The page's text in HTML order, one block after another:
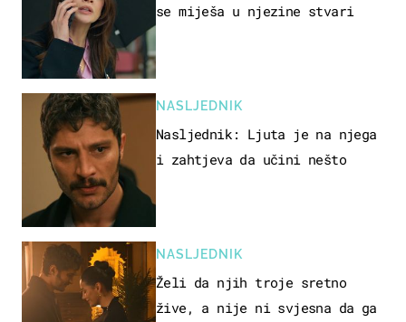
se miješa u njezine stvari
NASLJEDNIK
Nasljednik: Ljuta je na njega
i zahtjeva da učini nešto
NASLJEDNIK
Želi da njih troje sretno
žive, a nije ni svjesna da ga